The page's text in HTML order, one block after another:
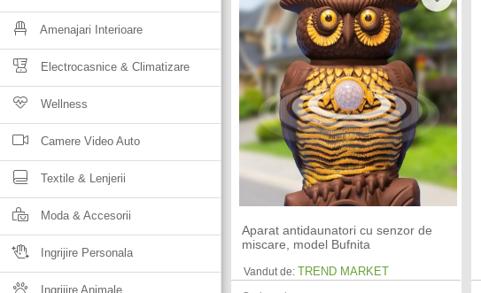
Amenajari Interioare
Electrocasnice & Climatizare
Wellness
Camere Video Auto
Textile & Lenjerii
Moda & Accesorii
Ingrijire Personala
Ingrijire Animale
Aparat antidaunatori cu senzor de
miscare, model Bufnita
Vandut de: TREND MARKET